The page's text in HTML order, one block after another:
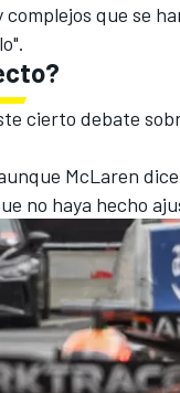
complejos que se
cierto debate
McLaren
no haya hecho